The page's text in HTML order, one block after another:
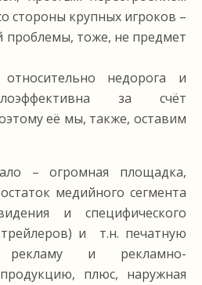
стороны крупных игроков –
проблемы, тоже, не предмет
недорога и
за счёт
её мы, также, оставим
– огромная площадка,
медийного сегмента
и специфического
и т.н. печатную
рекламу и рекламно-
плюс, наружная